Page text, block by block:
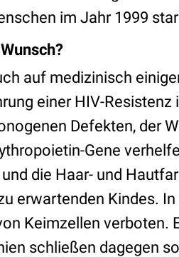
im Jahr 1999
auf medizinisch
einer HIV-
Defekten, der
Gene
die Haar- und
erwartenden Kindes.
Keimzellen verboten.
schließen dagegen